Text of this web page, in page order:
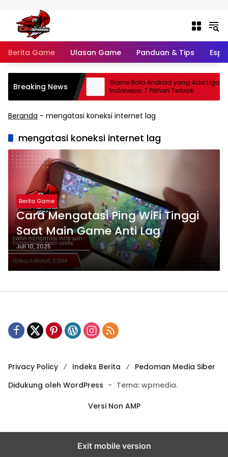
Berita Game Ulasan Game Panduan & Tips
Breaking News
2026: Update
dan Jadwal
Game Bola Android yang Ada Liga
Indonesia: 7 Pilihan Terbaik
Beranda - mengatasi koneksi internet lag
mengatasi koneksi internet lag
Berita Game
Cara Mengatasi Ping WiFi Tinggi
Saat Main Game Anti Lag
Juli 10, 2025
Sukro GG
Privacy Policy Indeks Berita
Pedoman Media Siber
Didukung oleh WordPress - Tema: wpmedia.
Versi Non AMP
Exit mobile version